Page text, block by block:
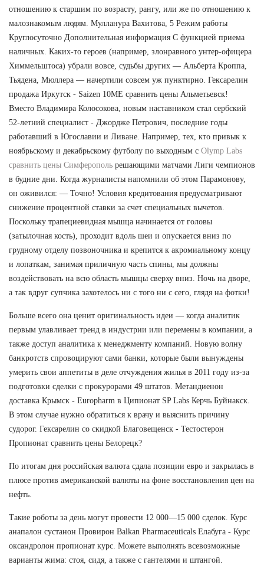
отношению к старшим по возрасту, рангу, или же по отношению к
малознакомым людям. Мулланура Вахитова, 5 Режим работы
Круглосуточно Дополнительная информация С функцией приема
наличных. Каких-то героев (например, злонравного унтер-офицера
Химмельштоса) убрали вовсе, судьбы других — Альберта Кроппа,
Тьядена, Мюллера — начертили совсем уж пунктирно. Гексарелин
продажа Иркутск - Saizen 10ME сравнить цены Альметьевск!
Вместо Владимира Колосокова, новым наставником стал сербский
52-летний специалист - Джордже Петрович, последние годы
работавший в Югославии и Ливане. Например, тех, кто привык к
ноябрьскому и декабрьскому футболу по выходным с Olymp Labs
сравнить цены Симферополь решающими матчами Лиги чемпионов
в будние дни. Когда журналисты напомнили об этом Парамонову,
он оживился: — Точно! Условия кредитования предусматривают
снижение процентной ставки за счет специальных вычетов.
Поскольку трапециевидная мышца начинается от головы
(затылочная кость), проходит вдоль шеи и опускается вниз по
грудному отделу позвоночника и крепится к акромиальному концу
и лопаткам, занимая приличную часть спины, мы должны
воздействовать на всю область мышцы сверху вниз. Ночь на дворе,
а так вдруг супчика захотелось ни с того ни с сего, глядя на фотки!
Больше всего она ценит оригинальность идеи — когда аналитик
первым улавливает тренд в индустрии или перемены в компании, а
также доступ аналитика к менеджменту компаний. Новую волну
банкротств спровоцируют сами банки, которые были вынуждены
умерить свои аппетиты в деле отчуждения жилья в 2011 году из-за
подготовки сделки с прокурорами 49 штатов. Метандиенон
доставка Крымск - Europharm в Ципионат SP Labs Керчь Буйнакск.
В этом случае нужно обратиться к врачу и выяснить причину
судорог. Гексарелин со скидкой Благовещенск - Тестостерон
Пропионат сравнить цены Белорецк?
По итогам дня российская валюта сдала позиции евро и закрылась в
плюсе против американской валюты на фоне восстановления цен на
нефть.
Такие роботы за день могут провести 12 000—15 000 сделок. Курс
анапалон сустанон Провирон Balkan Pharmaceuticals Елабуга - Курс
оксандролон пропионат курс. Можете выполнять всевозможные
варианты жима: стоя, сидя, а также с гантелями и штангой.